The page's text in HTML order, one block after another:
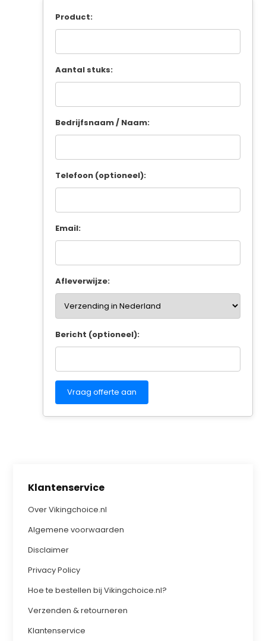
Klantenservice
Over Vikingchoice.nl
Algemene voorwaarden
Disclaimer
Privacy Policy
Hoe te bestellen bij Vikingchoice.nl?
Verzenden & retourneren
Klantenservice
Product:
Aantal stuks:
Bedrijfsnaam / Naam:
Telefoon (optioneel):
Email:
Afleverwijze:
Bericht (optioneel):